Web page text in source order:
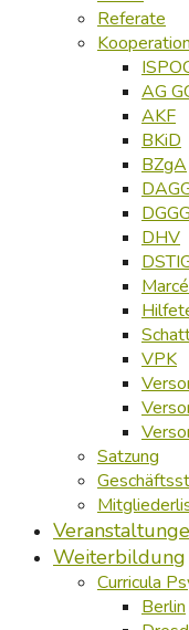
Referate
AG
AKF
BKiD
BZgA
DGGG
DHV
VPK
Satzung
Weiterbildung
Curricula
Berlin